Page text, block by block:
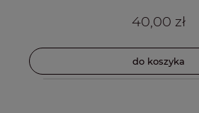
40,00 zł
do koszyka